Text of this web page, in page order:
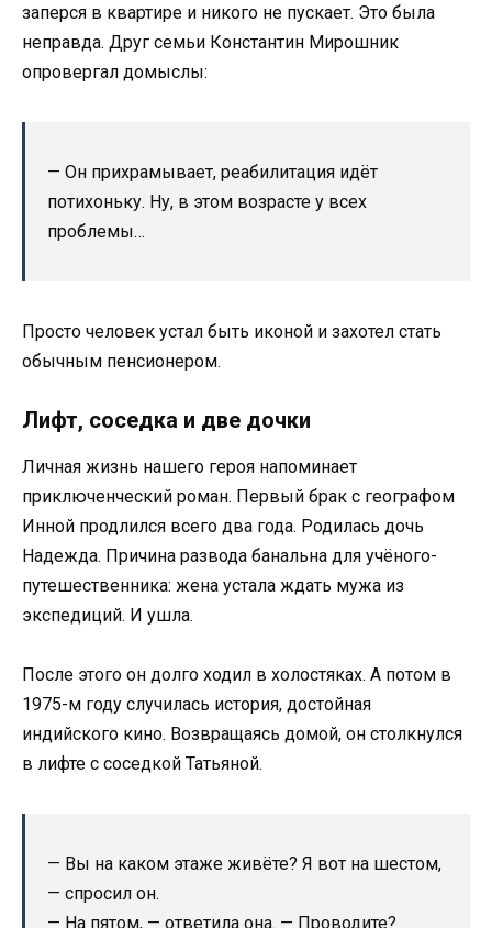
заперся в квартире и никого не пускает. Это была
неправда. Друг семьи Константин Мирошник
опровергал домыслы:
— Он прихрамывает, реабилитация идёт
потихоньку. Ну, в этом возрасте у всех
проблемы…
Просто человек устал быть иконой и захотел стать
обычным пенсионером.
Лифт, соседка и две дочки
Личная жизнь нашего героя напоминает
приключенческий роман. Первый брак с географом
Инной продлился всего два года. Родилась дочь
Надежда. Причина развода банальна для учёного-
путешественника: жена устала ждать мужа из
экспедиций. И ушла.
После этого он долго ходил в холостяках. А потом в
1975-м году случилась история, достойная
индийского кино. Возвращаясь домой, он столкнулся
в лифте с соседкой Татьяной.
— Вы на каком этаже живёте? Я вот на шестом,
— спросил он.
— На пятом, — ответила она. — Проводите?